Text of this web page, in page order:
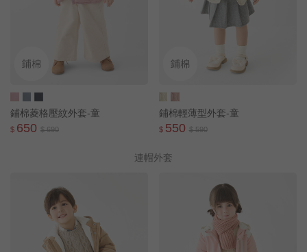
鋪棉菱格壓紋外套-童
$ 650 $ 690
鋪棉輕薄型外套-童
$ 550 $ 590
連帽外套